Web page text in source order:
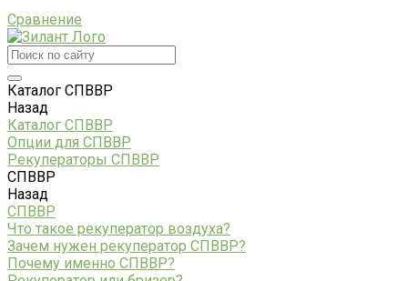
Сравнение
Каталог СПВВР
Назад
Каталог СПВВР
Опции для СПВВР
Рекуператоры СПВВР
СПВВР
Назад
СПВВР
Что такое рекуператор воздуха?
Зачем нужен рекуператор СПВВР?
Почему именно СПВВР?